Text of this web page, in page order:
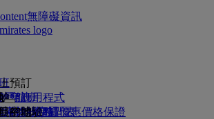
無障礙資訊
尋航班
航班時間表
預訂
空應用程式
聯酋航空最優惠價格保證
預訂
索你的預訂
供的服務
空體驗
的地